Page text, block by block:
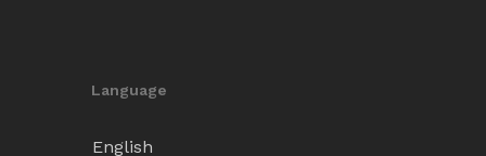
Language
English